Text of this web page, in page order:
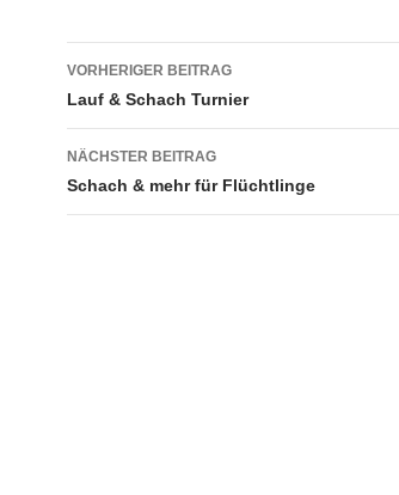
Beitragsnavigation
VORHERIGER BEITRAG
Lauf & Schach Turnier
NÄCHSTER BEITRAG
Schach & mehr für Flüchtlinge